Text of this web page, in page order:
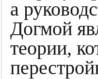
а
Догмой
теории,